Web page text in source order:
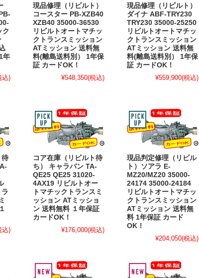
ク
年
込)
現品修理（リビルト）
コースター PB-XZB40
XZB40 35000-36530
リビルトオートマチッ
クトランスミッション
ATミッション 送料無
料(離島送料別） 1年保
証 カードOK！
¥548,350(税込)
現品修理（リビルト）
ダイナ ABF-TRY230
TRY230 35000-25250
リビルトオートマチッ
クトランスミッション
ATミッション 送料無
料(離島送料別） 1年保
証 カードOK！
¥559,900(税込)
待
込)
コア在庫（リビルト待
ち） キャラバン TA-
QE25 QE25 31020-
4AX19 リビルトオー
トマチックトランスミ
ッション ATミッショ
ン 送料無料 １年保証
カードOK！
¥176,000(税込)
現品判定修理（リビル
ト）ソアラ E-
MZ20/MZ20 35000-
24174 35000-24184
リビルトオートマチッ
クトランスミッション
ATミッション 送料無
料 1年保証 カード
OK！
¥204,050(税込)